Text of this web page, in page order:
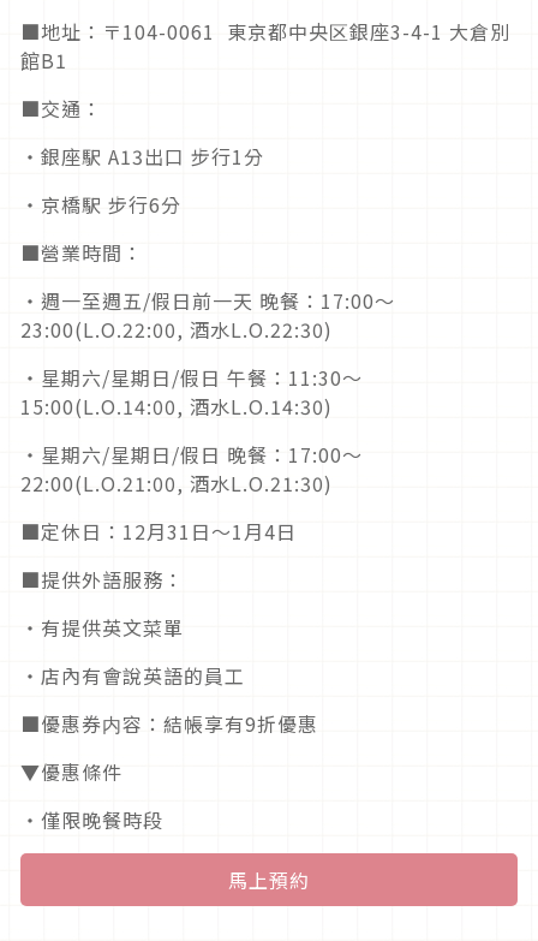
■地址：〒104-0061 東京都中央区銀座3-4-1 大倉別
館B1
■交通：
・銀座駅 A13出口 步行1分
・京橋駅 步行6分
■營業時間：
・週一至週五/假日前一天 晚餐：17:00～
23:00(L.O.22:00, 酒水L.O.22:30)
・星期六/星期日/假日 午餐：11:30～
15:00(L.O.14:00, 酒水L.O.14:30)
・星期六/星期日/假日 晚餐：17:00～
22:00(L.O.21:00, 酒水L.O.21:30)
■定休日：12月31日～1月4日
■提供外語服務：
・有提供英文菜單
・店內有會說英語的員工
■優惠券内容：結帳享有9折優惠
▼優惠條件
・僅限晚餐時段
馬上預約